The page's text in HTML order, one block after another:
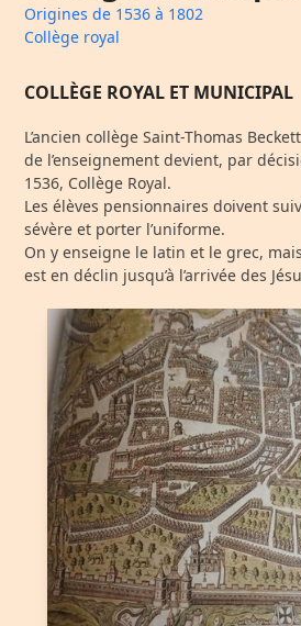
Origines de 1536 à 1802
Collège royal
COLLÈGE ROYAL ET MUNICIPAL
L’ancien collège Saint-Thomas
de l’enseignement devient, par
1536, Collège Royal.
Les élèves pensionnaires doivent
sévère et porter l’uniforme.
On y enseigne le latin et le grec,
est en déclin jusqu’à l’arrivée des